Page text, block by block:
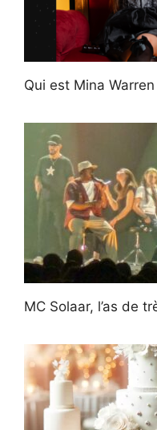
Qui est Mina Warren
MC Solaar, l’as de